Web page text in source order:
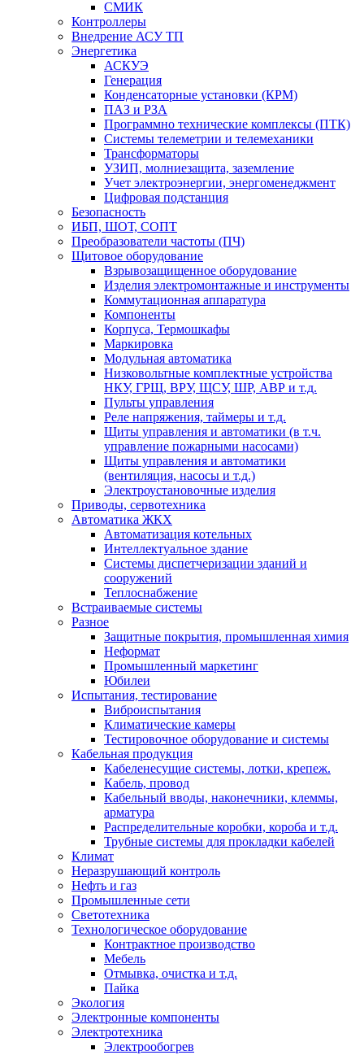
СМИК
Контроллеры
Внедрение АСУ ТП
Энергетика
АСКУЭ
Генерация
Конденсаторные установки (КРМ)
ПАЗ и РЗА
Программно технические комплексы (ПТК)
Системы телеметрии и телемеханики
Трансформаторы
УЗИП, молниезащита, заземление
Учет электроэнергии, энергоменеджмент
Цифровая подстанция
Безопасность
ИБП, ШОТ, СОПТ
Преобразователи частоты (ПЧ)
Щитовое оборудование
Взрывозащищенное оборудование
Изделия электромонтажные и инструменты
Коммутационная аппаратура
Компоненты
Корпуса, Термошкафы
Маркировка
Модульная автоматика
Низковольтные комплектные устройства
НКУ, ГРЩ, ВРУ, ЩСУ, ШР, АВР и т.д.
Пульты управления
Реле напряжения, таймеры и т.д.
Щиты управления и автоматики (в т.ч.
управление пожарными насосами)
Щиты управления и автоматики
(вентиляция, насосы и т.д.)
Электроустановочные изделия
Приводы, сервотехника
Автоматика ЖКХ
Автоматизация котельных
Интеллектуальное здание
Системы диспетчеризации зданий и
сооружений
Теплоснабжение
Встраиваемые системы
Разное
Защитные покрытия, промышленная химия
Неформат
Промышленный маркетинг
Юбилеи
Испытания, тестирование
Виброиспытания
Климатические камеры
Тестировочное оборудование и системы
Кабельная продукция
Кабеленесущие системы, лотки, крепеж.
Кабель, провод
Кабельный вводы, наконечники, клеммы,
арматура
Распределительные коробки, короба и т.д.
Трубные системы для прокладки кабелей
Климат
Неразрушающий контроль
Нефть и газ
Промышленные сети
Светотехника
Технологическое оборудование
Контрактное производство
Мебель
Отмывка, очистка и т.д.
Пайка
Экология
Электронные компоненты
Электротехника
Электрообогрев